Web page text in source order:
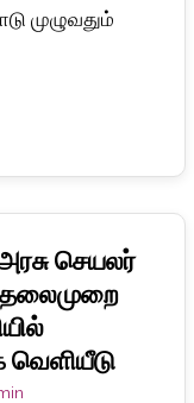
முழுவதும்
செயலர்
வெளியீடு